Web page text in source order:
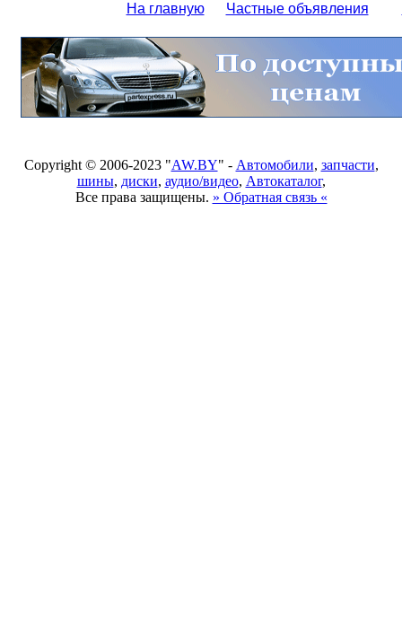
На главную Частные объявления
Copyright © 2006-2023 "AW.BY" - Автомобили, запчасти,
шины, диски, аудио/видео, Автокаталог,
Все права защищены. » Обратная связь «